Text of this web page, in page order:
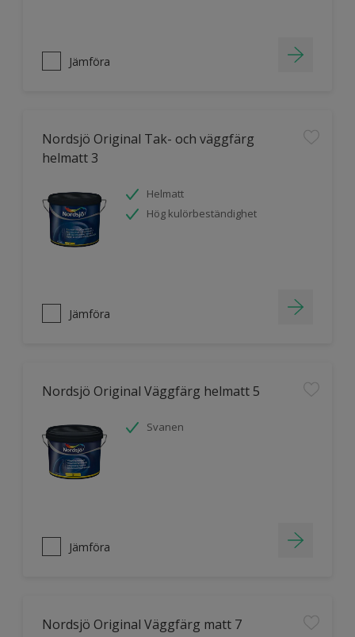
Jämföra
Nordsjö Original Tak- och väggfärg
helmatt 3
Helmatt
Hög kulörbeständighet
Jämföra
Nordsjö Original Väggfärg helmatt 5
Svanen
Jämföra
Nordsjö Original Väggfärg matt 7